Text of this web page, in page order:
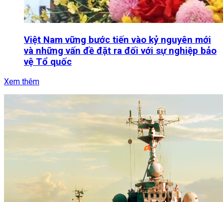
Việt Nam vững bước tiến vào kỷ nguyên mới
và những vấn đề đặt ra đối với sự nghiệp bảo
vệ Tổ quốc
Xem thêm